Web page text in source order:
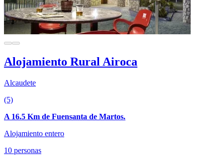
Alojamiento Rural Airoca
Alcaudete
(5)
A 16.5 Km de Fuensanta de Martos.
Alojamiento entero
10 personas